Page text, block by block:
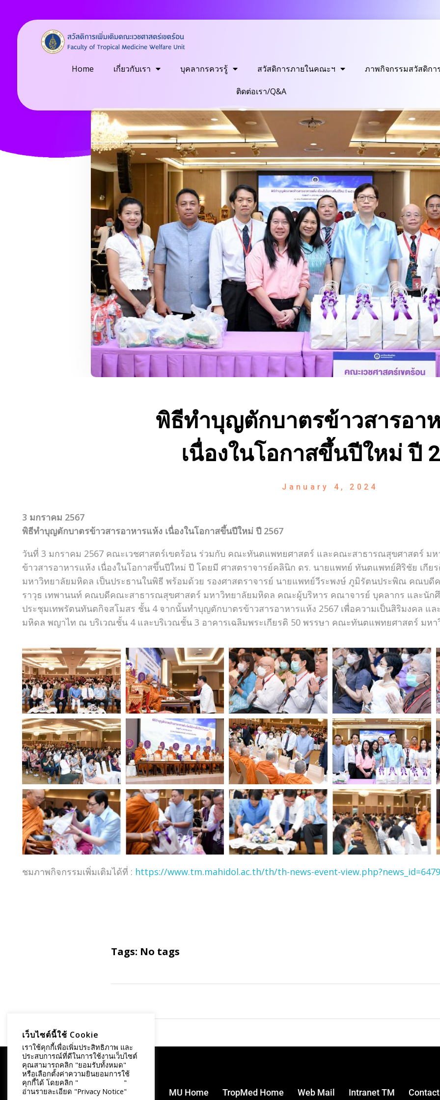
Home เกี่ยวกับเรา บุคลากรควรรู้ สวัสดิการภายในคณะฯ ภาพกิจกรรมสวัสดิกา
ติดต่อเรา/Q&A
พิธีทำบุญตักบาตรข้าวสารอา
เนื่องในโอกาสขึ้นปีใหม่ ปี
January 4, 2024
3 มกราคม 2567
พิธีทำบุญตักบาตรข้าวสารอาหารแห้ง เนื่องในโอกาสขึ้นปีใหม่ ปี 2567
วันที่ 3 มกราคม 2567 คณะเวชศาสตร์เขตร้อน ร่วมกับ คณะทันตแพทยศาสตร์ และคณะสาธารณสุขศาสตร์ ม
ข้าวสารอาหารแห้ง เนื่องในโอกาสขึ้นปีใหม่ ปี โดยมี ศาสตราจารย์คลินิก ดร. นายแพทย์ ทันตแพทย์ศิริชัย เ
มหาวิทยาลัยมหิดล เป็นประธานในพิธี พร้อมด้วย รองศาสตราจารย์ นายแพทย์วีระพงษ์ ภูมิรัตนประพิณ คณบดี
ราวุธ เทพานนท์ คณบดีคณะสาธารณสุขศาสตร์ มหาวิทยาลัยมหิดล คณะผู้บริหาร คณาจารย์ บุคลากร และนัก
ประชุมเทพรัตนทันตกิจสโมสร ชั้น 4 จากนั้นทำบุญตักบาตรข้าวสารอาหารแห้ง 2567 เพื่อความเป็นสิริมงคล แ
มหิดล พญาไท ณ บริเวณชั้น 4 และบริเวณชั้น 3 อาคารเฉลิมพระเกียรติ 50 พรรษา คณะทันตแพทยศาสตร์ มห
ชมภาพกิจกรรมเพิ่มเติมได้ที่ : https://www.tm.mahidol.ac.th/th/th-news-event-view.php?news_id=6479
Tags: No tags
Comments are closed.
MU Home TropMed Home Web Mail Intranet TM
เว็บไซต์นี้ใช้ Cookie
เราใช้คุกกี้เพื่อเพิ่มประสิทธิภาพ และ
ประสบการณ์ที่ดีในการใช้งานเว็บไซต์
คุณสามารถคลิก "ยอมรับทั้งหมด"
หรือเลือกตั้งค่าความยินยอมการใช้
คุกกี้ได้ โดยคลิก "
"
อ่านรายละเอียด "Privacy Notice"